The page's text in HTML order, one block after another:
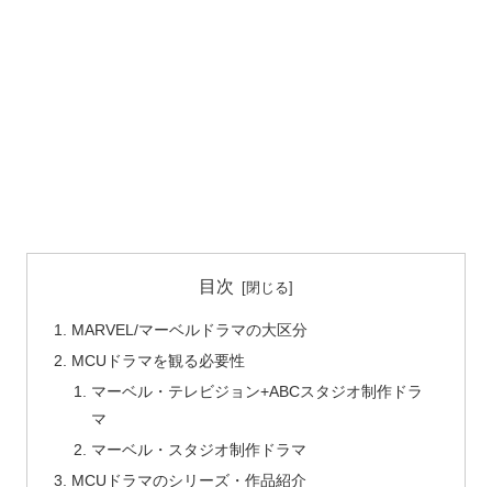
目次
MARVEL/マーベルドラマの大区分
MCUドラマを観る必要性
マーベル・テレビジョン+ABCスタジオ制作ドラ
マ
マーベル・スタジオ制作ドラマ
MCUドラマのシリーズ・作品紹介